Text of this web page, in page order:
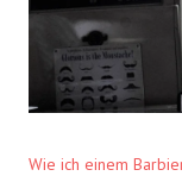
Wie ich einem